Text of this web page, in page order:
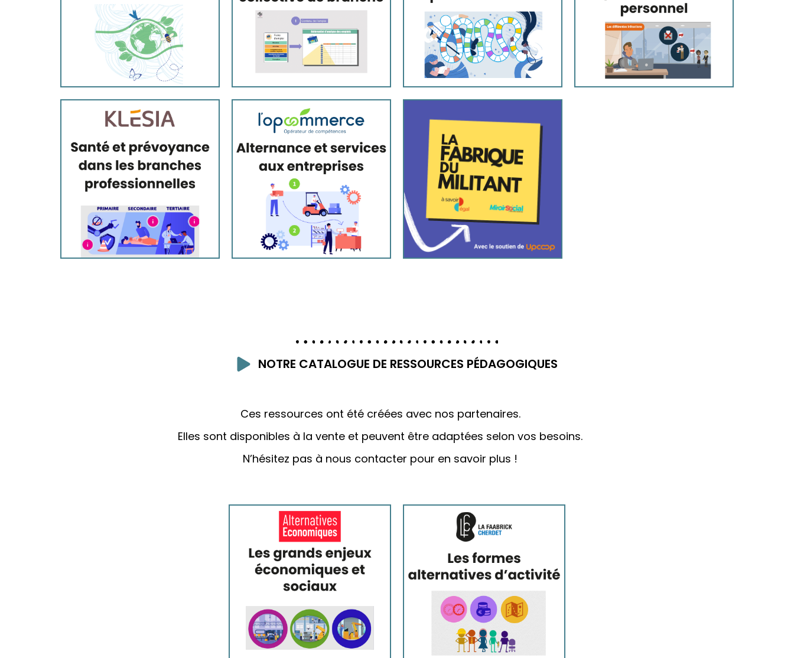
NOTRE CATALOGUE DE RESSOURCES PÉDAGOGIQUES
Ces ressources ont été créées avec nos partenaires.
Elles sont disponibles à la vente et peuvent être adaptées selon vos besoins.
N’hésitez pas à nous contacter pour en savoir plus !